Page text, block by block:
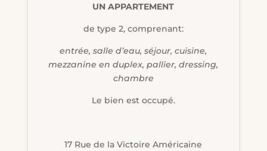
UN APPARTEMENT
de type 2, comprenant:
entrée, salle d’eau, séjour, cuisine,
mezzanine en duplex, pallier, dressing,
chambre
Le bien est occupé.
17 Rue de la Victoire Américaine